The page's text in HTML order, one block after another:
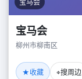
宝马会
宝马会
柳州市柳南区
★收藏 ⌖搜周边